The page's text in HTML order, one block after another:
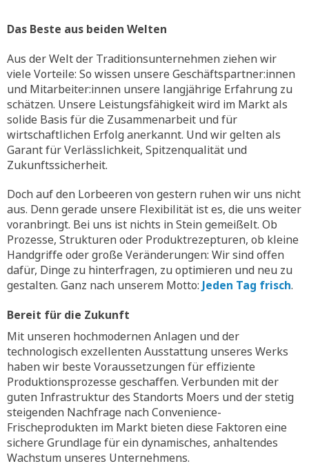
Das Beste aus beiden Welten
Aus der Welt der Traditionsunternehmen ziehen wir
viele Vorteile: So wissen unsere Geschäftspartner:innen
und Mitarbeiter:innen unsere langjährige Erfahrung zu
schätzen. Unsere Leistungsfähigkeit wird im Markt als
solide Basis für die Zusammenarbeit und für
wirtschaftlichen Erfolg anerkannt. Und wir gelten als
Garant für Verlässlichkeit, Spitzenqualität und
Zukunftssicherheit.
Doch auf den Lorbeeren von gestern ruhen wir uns nicht
aus. Denn gerade unsere Flexibilität ist es, die uns weiter
voranbringt. Bei uns ist nichts in Stein gemeißelt. Ob
Prozesse, Strukturen oder Produktrezepturen, ob kleine
Handgriffe oder große Veränderungen: Wir sind offen
dafür, Dinge zu hinterfragen, zu optimieren und neu zu
gestalten. Ganz nach unserem Motto: Jeden Tag frisch.
Bereit für die Zukunft
Mit unseren hochmodernen Anlagen und der
technologisch exzellenten Ausstattung unseres Werks
haben wir beste Voraussetzungen für effiziente
Produktionsprozesse geschaffen. Verbunden mit der
guten Infrastruktur des Standorts Moers und der stetig
steigenden Nachfrage nach Convenience-
Frischeprodukten im Markt bieten diese Faktoren eine
sichere Grundlage für ein dynamisches, anhaltendes
Wachstum unseres Unternehmens.